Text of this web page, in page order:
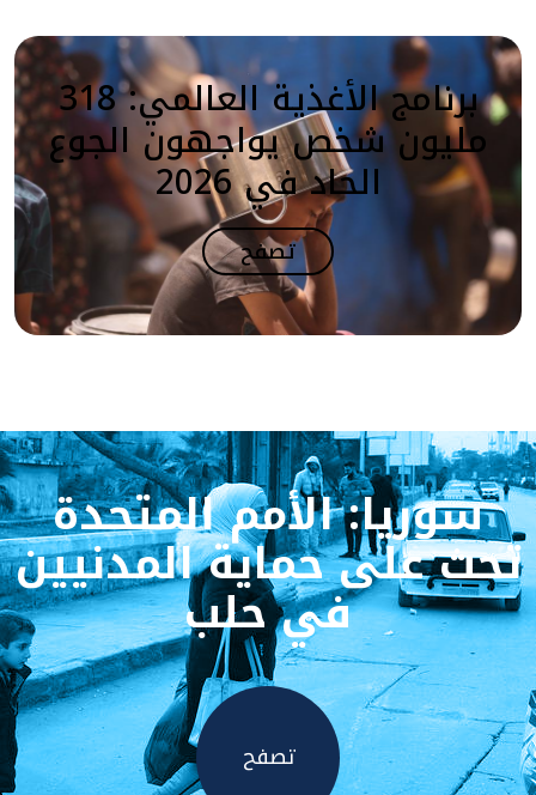
برنامج الأغذية العالمي: 318
مليون شخص يواجهون الجوع
الحاد في 2026
تصفح
سوريا: الأمم المتحدة
تحث على حماية المدنيين
في حلب
تصفح